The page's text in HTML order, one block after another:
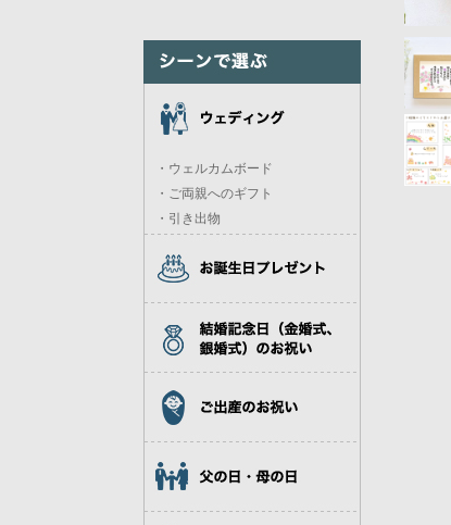
・ウェルカムボード
・ご両親へのギフト
・引き出物